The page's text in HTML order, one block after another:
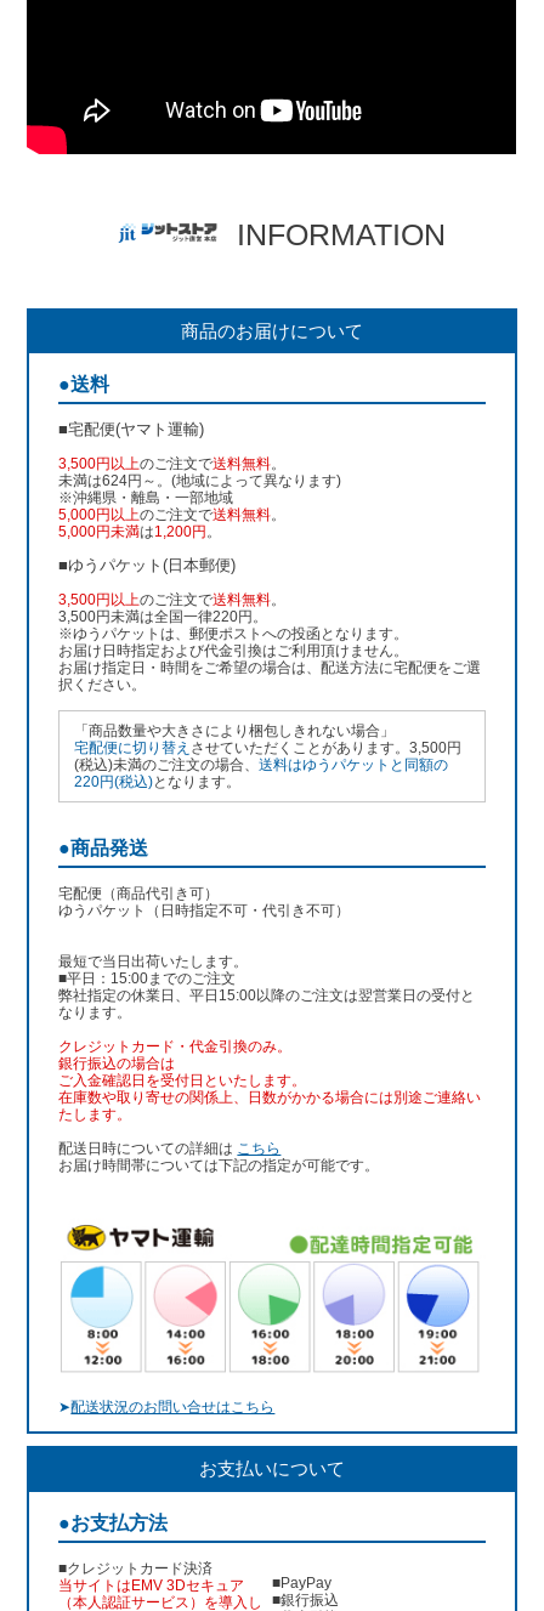
INFORMATION
商品のお届けについて
●送料
■宅配便(ヤマト運輸)
3,500円以上のご注文で送料無料。
未満は624円～。(地域によって異なります)
※沖縄県・離島・一部地域
5,000円以上のご注文で送料無料。
5,000円未満は1,200円 。
■ゆうパケット(日本郵便)
3,500円以上のご注文で送料無料。
3,500円未満は全国一律220円。
※ゆうパケットは、郵便ポストへの投函となります。
お届け日時指定および代金引換はご利用頂けません。
お届け指定日・時間をご希望の場合は、配送方法に宅配便をご選
択ください。
「商品数量や大きさにより梱包しきれない場合」
宅配便に切り替え させていただくことがあります。3,500円
(税込)未満のご注文の場合、送料はゆうパケットと同額の
220円(税込)となります。
●商品発送
宅配便（商品代引き可）
ゆうパケット（日時指定不可・代引き不可）
最短で当日出荷いたします。
■平日：15:00までのご注文
弊社指定の休業日、平日15:00以降のご注文は翌営業日の受付と
なります。
クレジットカード・代金引換のみ。
銀行振込の場合は
ご入金確認日を受付日といたします。
在庫数や取り寄せの関係上、日数がかかる場合には別途ご連絡い
たします。
配送日時についての詳細は こちら
お届け時間帯については下記の指定が可能です。
➤配送状況のお問い合せはこちら
お支払いについて
●お支払方法
■クレジットカード決済
当サイトはEMV 3Dセキュア
（本人認証サービス）を導入し
■PayPay
■銀行振込